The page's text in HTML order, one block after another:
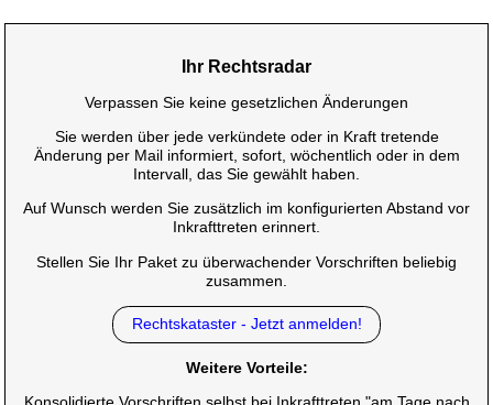
Ihr Rechtsradar
Verpassen Sie keine gesetzlichen Änderungen
Sie werden über jede verkündete oder in Kraft tretende
Änderung per Mail informiert, sofort, wöchentlich oder in dem
Intervall, das Sie gewählt haben.
Auf Wunsch werden Sie zusätzlich im konfigurierten Abstand vor
Inkrafttreten erinnert.
Stellen Sie Ihr Paket zu überwachender Vorschriften beliebig
zusammen.
Rechtskataster - Jetzt anmelden!
Weitere Vorteile: